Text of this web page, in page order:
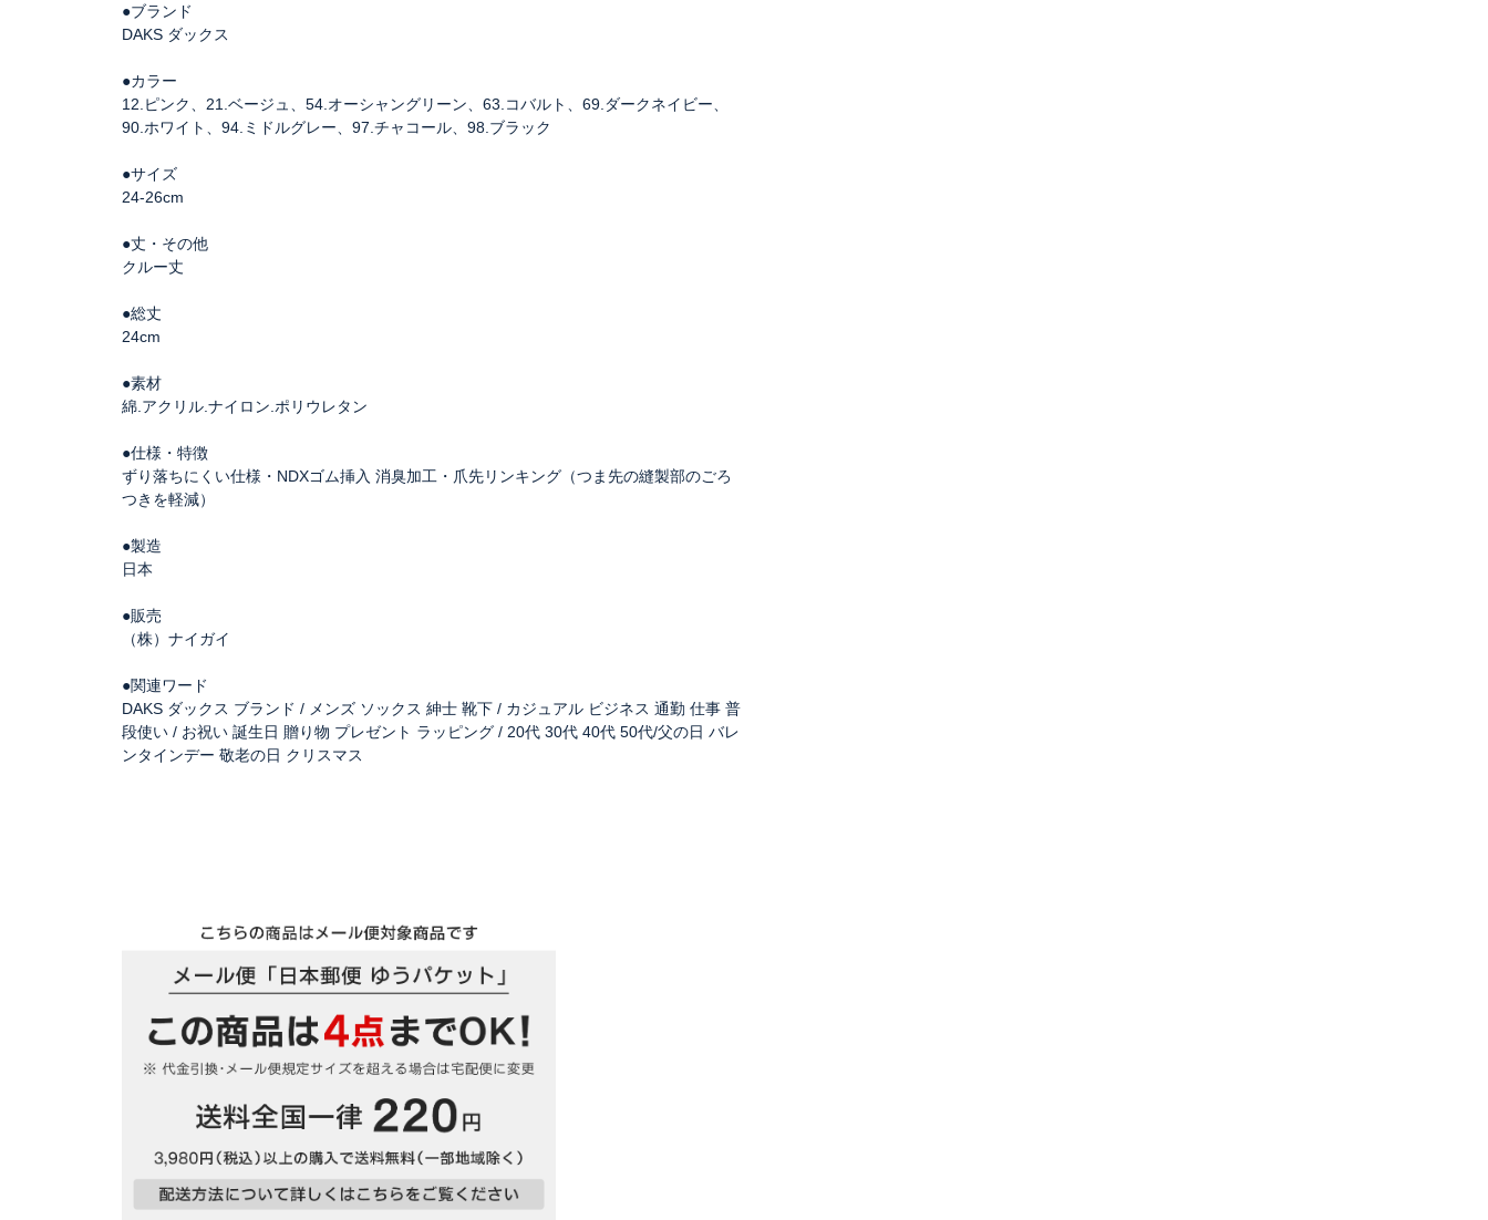
●ブランド
DAKS ダックス
●カラー
12.ピンク、21.ベージュ、54.オーシャングリーン、63.コバルト、69.ダークネイビー、
90.ホワイト、94.ミドルグレー、97.チャコール、98.ブラック
●サイズ
24-26cm
●丈・その他
クルー丈
●総丈
24cm
●素材
綿.アクリル.ナイロン.ポリウレタン
●仕様・特徴
ずり落ちにくい仕様・NDXゴム挿入 消臭加工・爪先リンキング（つま先の縫製部のごろ
つきを軽減）
●製造
日本
●販売
（株）ナイガイ
●関連ワード
DAKS ダックス ブランド / メンズ ソックス 紳士 靴下 / カジュアル ビジネス 通勤 仕事 普
段使い / お祝い 誕生日 贈り物 プレゼント ラッピング / 20代 30代 40代 50代/父の日 バレ
ンタインデー 敬老の日 クリスマス